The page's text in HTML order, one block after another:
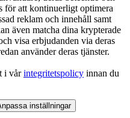
för att kontinuerligt optimera
reklam och innehåll samt
även matcha dina krypterade
visa erbjudanden via deras
använder deras tjänster.
i vårintegritetspolicy innan du
inställningar